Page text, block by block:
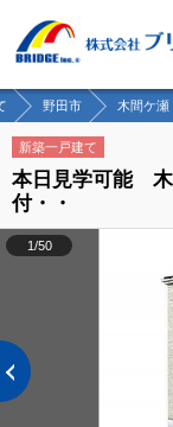
野田市 木間ケ瀬
新築一戸建て
本日見学可能 木
付・・
1/50